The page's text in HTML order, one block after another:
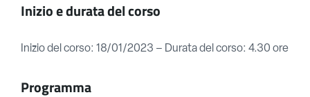
Inizio e durata del corso
Inizio del corso: 18/01/2023 – Durata del corso: 4.30 ore
Programma